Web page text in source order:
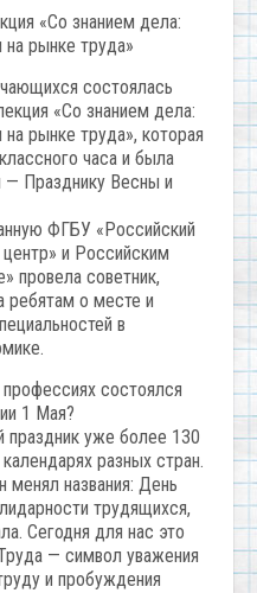
«Со знанием дела:
рынке труда»
состоялась
«Со знанием дела:
рынке труда», которая
часа и была
— Празднику Весны и
ФГБУ «Российский
и Российским
провела советник,
ребятам о месте и
в
состоялся
1 Мая?
праздник уже более 130
разных стран.
названия: День
трудящихся,
Сегодня для нас это
— символ уважения
и пробуждения